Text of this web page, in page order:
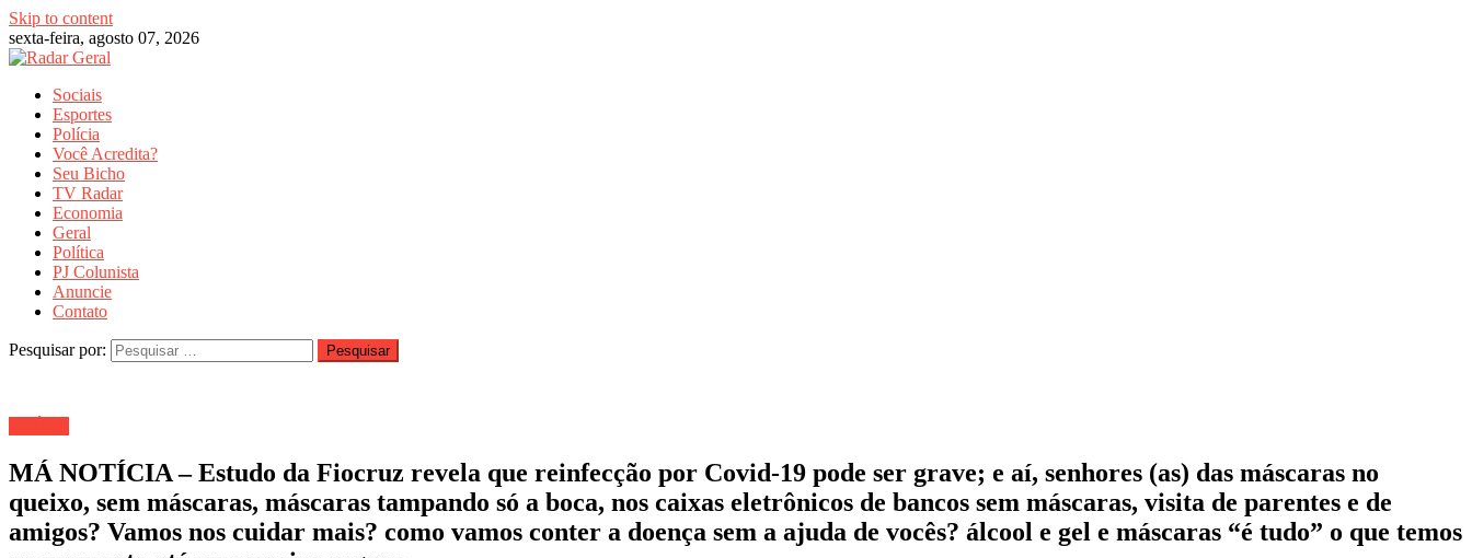
Skip to content
sexta-feira, agosto 07, 2026
Sociais
Esportes
Polícia
Você Acredita?
Seu Bicho
TV Radar
Economia
Geral
Política
PJ Colunista
Anuncie
Contato
Pesquisar por:
MÁ NOTÍCIA – Estudo da Fiocruz revela que reinfecção por Covid-19 pode ser grave; e aí, senhores (as) das máscaras no
queixo, sem máscaras, máscaras tampando só a boca, nos caixas eletrônicos de bancos sem máscaras, visita de parentes e de
amigos? Vamos nos cuidar mais? como vamos conter a doença sem a ajuda de vocês? álcool e gel e máscaras “é tudo” o que temos